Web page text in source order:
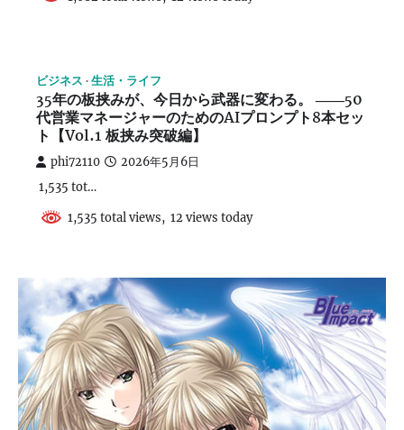
ビジネス 生活・ライフ
35年の板挟みが、今日から武器に変わる。 ――50
代営業マネージャーのためのAIプロンプト8本セッ
ト【Vol.1 板挟み突破編】
phi72110 2026年5月6日
1,535 tot…
1,535 total views, 12 views today